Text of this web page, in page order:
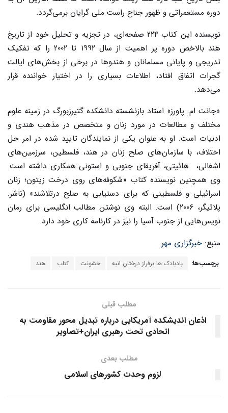
دوره‌ مستعمراتی و ظهور جناح راست ملی گرایان برمی‌گردد.
نویسنده این کتاب ۲۲۴ صفحه‌ای، در تجزیه و تحلیل خود از تاریخ
هند بالاخص دوره‌ پر اهمیت از سال ۱۹۹۲ تا ۲۰۰۲ را که تفکیک
تدریجی و پایانی مسلمانان و هندوها در برخی از بخش‌های ایالت
گجرات اتفاق افتاد، اطلاعات بسیاری را در اختیار خواننده قرار
می‌دهد.
«جانت ام. پاورز» استاد بازنشسته دانشکده گتیرزبورگ در زمینه علوم
مختلف و مطالعات در مورد زنان و متخصص در مذهب هندی و
ادبیات است. او به عنوان یکی از نمایندگان تایید شده در امر حل
اختلاف، با سازمان‌های صلح زنان در هند، فلسطین، سرزمین‌های
اشغالی، ‌ هائیتی، آفریقای جنوبی و استونی همکاری داشته است.
وی همچنین نویسنده‌ کتاب «شکوفه‌های روی درخت زیتون؛ زنان
اسرائیلی و فلسطینی که برای دستیابی به صلح درتلاشند» (ناشر:
پلائیگر، ۲۰۰۶) است. البته وی نوشتن مطالب انگلیسی برای رمان
نویس‌هایی از جنوب آسیا را نیز در کارنامه کاری خود دارد.
منبع: خبرگزاری مهر
برچسب‌ها: بادبادک ها برفراز درختان انبه خشونت کتاب هند
مطلب قبلی
اذعان اندیشکده آمریکایی درباره تبدیل محور مقاومت به
اتحادی تحت رهبری ایران+تصاویر
مطلب بعدی
لزوم وحدت کشورهای اسلامی